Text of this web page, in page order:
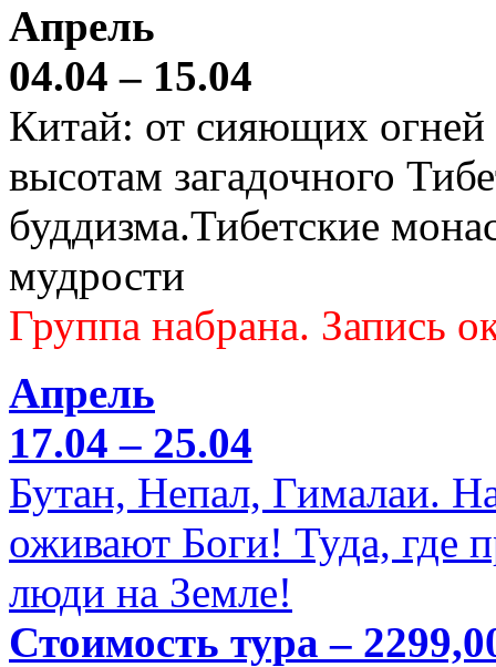
Апрель
04.04 – 15.04
Китай: от сияющих
высотам загадочного
буддизма.Тибетские
мудрости
Группа набрана. Запись
Апрель
17.04 – 25.04
Бутан, Непал, Гималаи.
оживают Боги! Туда, где
люди на Земле!
Стоимость тура –